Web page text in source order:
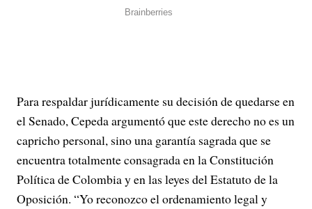
Para respaldar jurídicamente su decisión de quedarse en
el Senado, Cepeda argumentó que este derecho no es un
capricho personal, sino una garantía sagrada que se
encuentra totalmente consagrada en la Constitución
Política de Colombia y en las leyes del Estatuto de la
Oposición. “Yo reconozco el ordenamiento legal y